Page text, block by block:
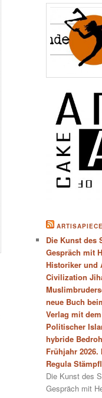
Die Kunst des
Gespräch mit
Historiker und
Civilization
neue Buch
Verlag mit
Politischer
hybride
Frühjahr
Regula
Die Kunst des
Gespräch mit